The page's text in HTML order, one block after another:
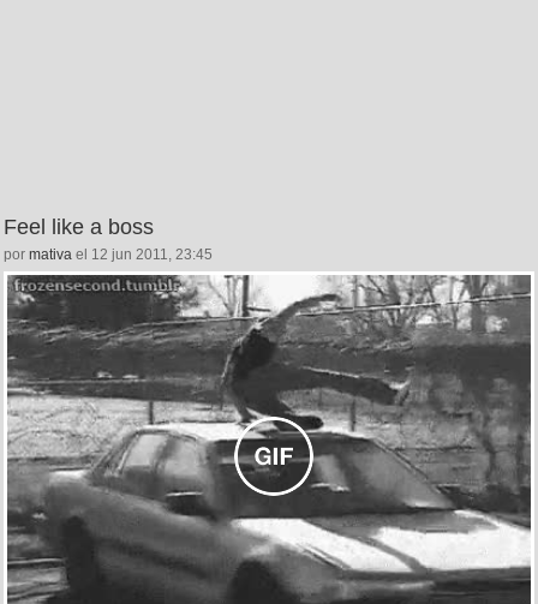
Feel like a boss
por mativa el 12 jun 2011, 23:45